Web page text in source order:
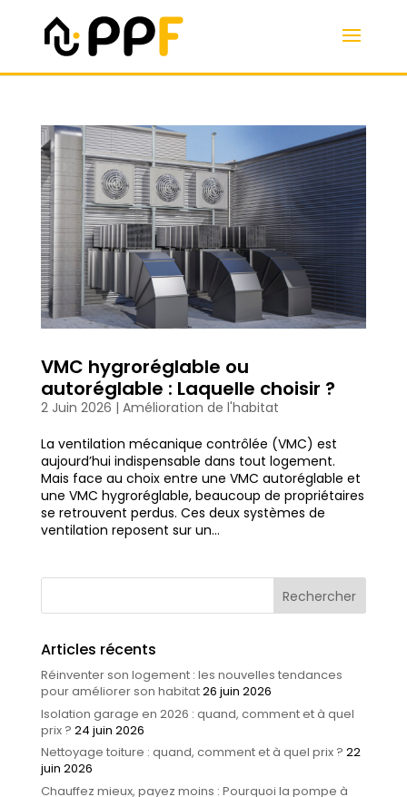
VMC hygroréglable ou
autoréglable : Laquelle choisir ?
2 Juin 2026 | Amélioration de l'habitat
La ventilation mécanique contrôlée (VMC) est
aujourd’hui indispensable dans tout logement.
Mais face au choix entre une VMC autoréglable et
une VMC hygroréglable, beaucoup de propriétaires
se retrouvent perdus. Ces deux systèmes de
ventilation reposent sur un...
Articles récents
Réinventer son logement : les nouvelles tendances
pour améliorer son habitat26 juin 2026
Isolation garage en 2026 : quand, comment et à quel
prix ? 24 juin 2026
Nettoyage toiture : quand, comment et à quel prix ? 22
juin 2026
Chauffez mieux, payez moins : Pourquoi la pompe à